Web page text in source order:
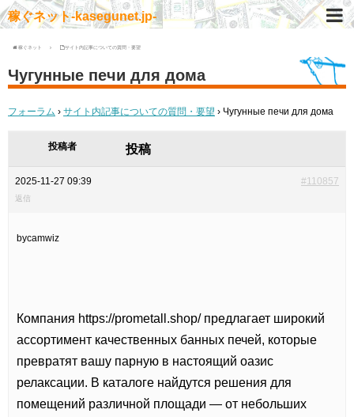
稼ぐネット-kasegunet.jp-
稼ぐネット サイト内記事についての質問・要望
Чугунные печи для дома
フォーラム › サイト内記事についての質問・要望 › Чугунные печи для дома
投稿者 投稿
2025-11-27 09:39 #110857
返信
bycamwiz
Компания https://prometall.shop/ предлагает широкий
ассортимент качественных банных печей, которые
превратят вашу парную в настоящий оазис
релаксации. В каталоге найдутся решения для
помещений различной площади — от небольших